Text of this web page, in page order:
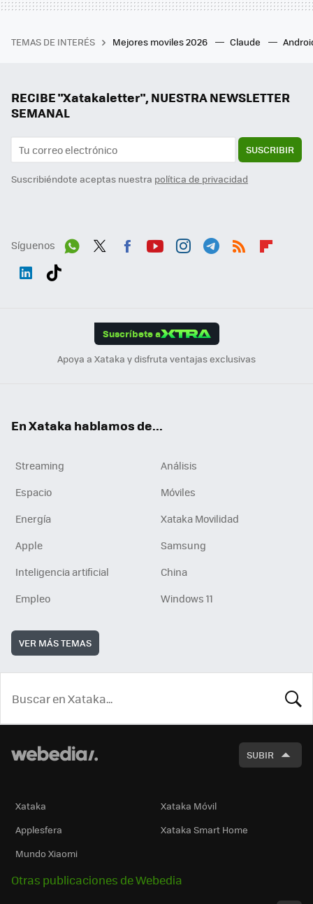
TEMAS DE INTERÉS Mejores moviles 2026 Claude
RECIBE "Xatakaletter", NUESTRA NEWSLETTER
SEMANAL
SUSCRIBIR
Suscribiéndote aceptas nuestra política de privacidad
Síguenos
Suscríbete a
Apoya a Xataka y disfruta ventajas exclusivas
En Xataka hablamos de...
Streaming
Análisis
Espacio
Móviles
Energía
Xataka Movilidad
Apple
Samsung
Inteligencia artificial
China
Empleo
Windows 11
VER MÁS TEMAS
SUBIR
Xataka
Xataka Móvil
Applesfera
Xataka Smart Home
Mundo Xiaomi
Otras publicaciones de Webedia